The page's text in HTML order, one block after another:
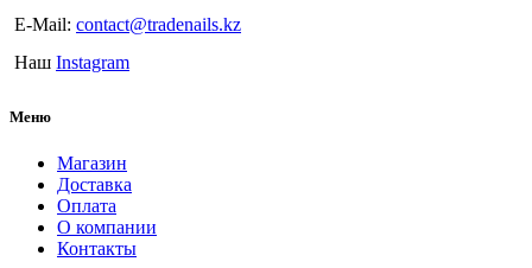
E-Mail: contact@tradenails.kz
Наш Instagram
Меню
Магазин
Доставка
Оплата
О компании
Контакты